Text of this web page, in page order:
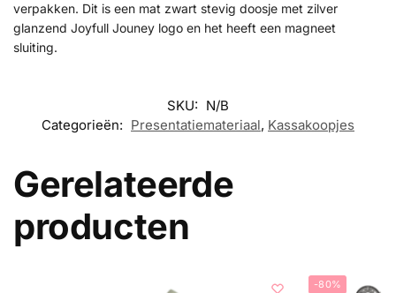
verpakken. Dit is een mat zwart stevig doosje met zilver
glanzend Joyfull Jouney logo en het heeft een magneet
sluiting.
SKU: N/B
Categorieën: Presentatiemateriaal, Kassakoopjes
Gerelateerde
producten
-80%